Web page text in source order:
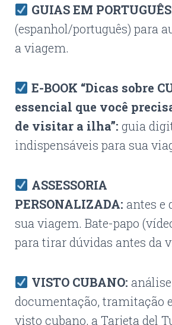
GUIAS EM
(espanhol/português) para
a viagem.
E-BOOK “Dicas sobre
essencial que você
de visitar a ilha”: guia
indispensáveis para sua
ASSESSORIA
PERSONALIZADA: antes e
sua viagem. Bate-papo
para tirar dúvidas antes da
VISTO CUBANO:
documentação, tramitação
visto cubano, a Tarjeta del